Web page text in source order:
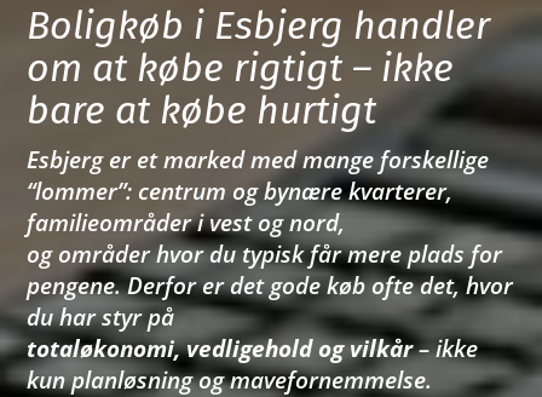
Boligkøb i Esbjerg handler
om at købe rigtigt – ikke
bare at købe hurtigt
Esbjerg er et marked med mange forskellige
“lommer”: centrum og bynære kvarterer,
familieområder i vest og nord,
og områder hvor du typisk får mere plads for
pengene. Derfor er det gode køb ofte det, hvor
du har styr på
totaløkonomi, vedligehold og vilkår– ikke
kun planløsning og mavefornemmelse.